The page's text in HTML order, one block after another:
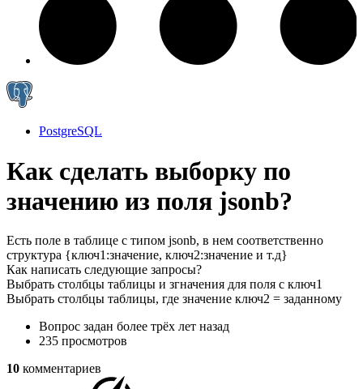
PostgreSQL
Как сделать выборку по
значению из поля jsonb?
Есть поле в таблице с типом jsonb, в нем соответственно
структура {ключ1:значение, ключ2:значение и т.д}
Как написать следующие запросы?
Выбрать столбцы таблицы и згначения для поля с ключ1
Выбрать столбцы таблицы, где значение ключ2 = заданному
Вопрос задан более трёх лет назад
235 просмотров
10 комментариев